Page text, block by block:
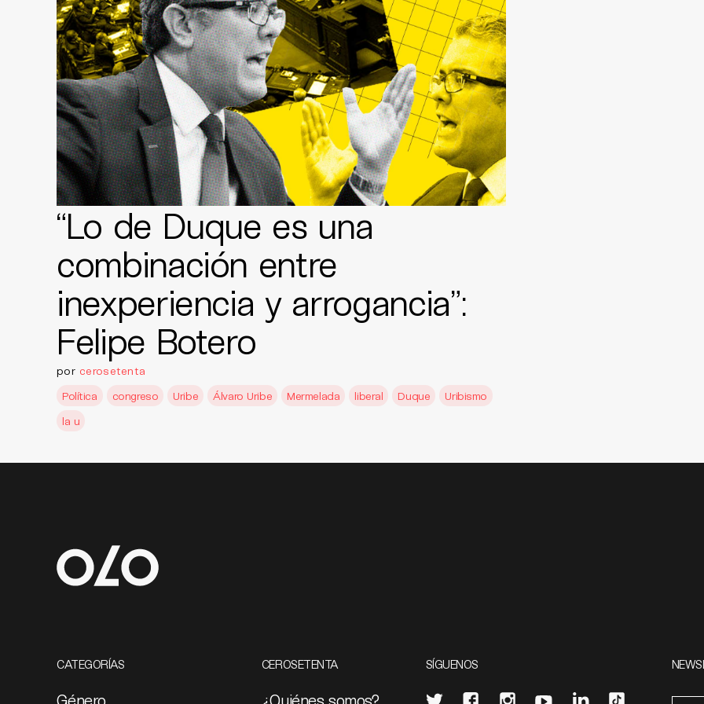
“Lo de Duque es una
combinación entre
inexperiencia y arrogancia”:
Felipe Botero
por cerosetenta
Política
congreso Uribe Álvaro Uribe Mermelada liberal Duque
Uribismo
la u
CATEGORÍAS
Género
CEROSETENTA
¿Quiénes somos?
SÍGUENOS